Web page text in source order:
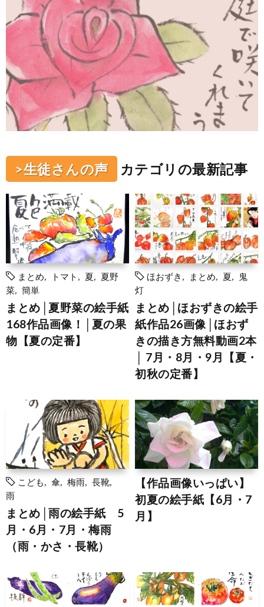
>生徒さんの声 カテゴリの最新記事
まとめ トマト 夏
夏野
菜
簡単
まとめ│夏野菜の絵手紙
168作品画像！│夏の果
物【夏の定番】
ほおずき まとめ 夏
鬼
灯
まとめ│ほおずきの絵手
紙作品26画像│ほおず
きの描き方無料動画2本
│ 7月・8月・9月【夏・
初秋の定番】
こども 傘 梅雨 長靴
雨
まとめ│雨の絵手紙 5
月・6月・7月・梅雨
（雨・かさ・長靴）
【作品画像いっぱい】
初夏の絵手紙【6月・7
月】